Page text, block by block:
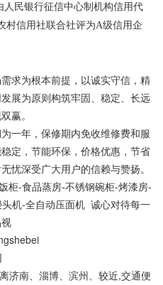
民银行征信中心制机构信用代
村信用社联合社评为A级信用企
求为根本前提，以诚实守信，精
展为原则构筑牢固、稳定、长远
赢。
一年，保修期内免收维修费和服
定，节能环保，价格优惠，节省
忧深受广大用户的信赖与赞扬。
柜-食品蒸房-不锈钢碗柜-烤漆房-
机-全自动压面机 诚心对待每一
济南、淄博、滨州、较近,交通便